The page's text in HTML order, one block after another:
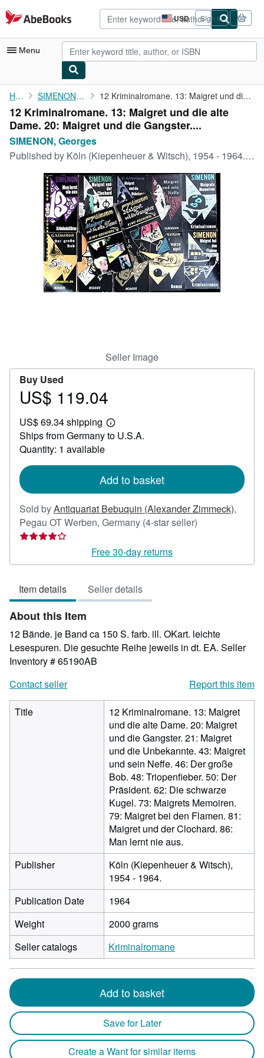
Skip to main content
AbeBooks.com USD
Site
shopping
preferences
Sign in
Menu
My Account
My Purchases
Advanced Search
Browse Collections
Rare Books
Art & Collectibles
Textbooks
Start Selling
Home SIMENON, Georges 12 Kriminalromane. 13: Maigret und die alte Dame. 20: Maigret ...
12 Kriminalromane. 13: Maigret und die alte
Dame. 20: Maigret und die Gangster....
SIMENON, Georges
Published by Köln (Kiepenheuer & Witsch), 1954 - 1964., 1964
Seller Image
Buy Used
Price
119.04
US$ 119.04
US$ 69.34 shipping
Learn
more
Ships from Germany to U.S.A.
Quantity: 1 available
Add to basket
Sold byAntiquariat Bebuquin (Alexander Zimmeck),
Pegau OT Werben, Germany (4-star seller)
out
Free 30-day returns
Item details Seller details
About this Item
12 Bände. je Band ca 150 S. farb. ill. OKart. leichte
Lesespuren. Die gesuchte Reihe jeweils in dt. EA. Seller
Inventory # 65190AB
Contact seller
Report this item
Title
12 Kriminalromane. 13: Maigret
und die alte Dame. 20: Maigret
und die Gangster. 21: Maigret
und die Unbekannte. 43: Maigret
und sein Neffe. 46: Der große
Bob. 48: Triopenfieber. 50: Der
Präsident. 62: Die schwarze
Kugel. 73: Maigrets Memoiren.
79: Maigret bei den Flamen. 81:
Maigret und der Clochard. 86:
Man lernt nie aus.
Publisher
Köln (Kiepenheuer & Witsch),
1954 - 1964.
Publication Date
1964
Weight
2000 grams
Seller catalogs
Kriminalromane
Add to basket
Save for Later
Create a Want for similar items